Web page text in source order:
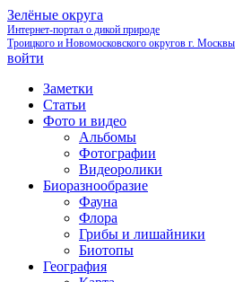
Зелёные округа
Интернет-портал о дикой природе
Троицкого и Новомосковского округов г. Москвы
войти
Заметки
Статьи
Фото и видео
Альбомы
Фотографии
Видеоролики
Биоразнообразие
Фауна
Флора
Грибы и лишайники
Биотопы
География